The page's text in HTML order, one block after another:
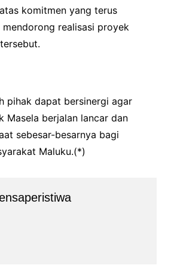
komitmen yang terus
realisasi proyek
pihak dapat bersinergi agar
Masela berjalan lancar dan
sebesar-besarnya bagi
Maluku.(*)